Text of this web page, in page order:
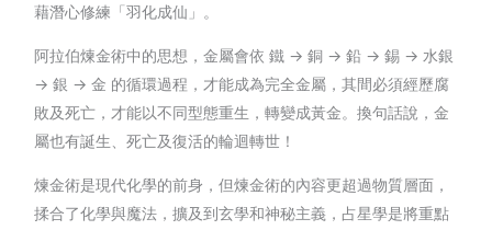
藉潛心修練「羽化成仙」。
阿拉伯煉金術中的思想，金屬會依 鐵 → 銅 → 鉛 → 錫 → 水銀
→ 銀 → 金 的循環過程，才能成為完全金屬，其間必須經歷腐
敗及死亡，才能以不同型態重生，轉變成黃金。換句話說，金
屬也有誕生、死亡及復活的輪迴轉世！
煉金術是現代化學的前身，但煉金術的內容更超過物質層面，
揉合了化學與魔法，擴及到玄學和神秘主義，占星學是將重點